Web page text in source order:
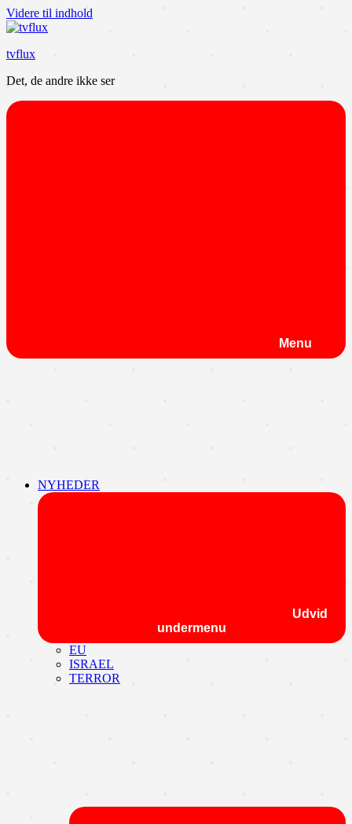
Videre til indhold
tvflux
Det, de andre ikke ser
Menu
NYHEDER
Udvid
undermenu
EU
ISRAEL
TERROR